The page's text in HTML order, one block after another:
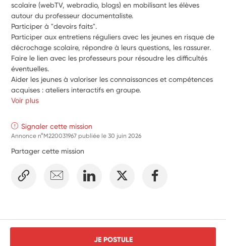
scolaire (webTV, webradio, blogs) en mobilisant les élèves
Participer à "devoirs faits".
Participer aux entretiens réguliers avec les jeunes en risque de
décrochage scolaire, répondre à leurs questions, les rassurer.
Faire le lien avec les professeurs pour résoudre les difficultés
Aider les jeunes à valoriser les connaissances et compétences
acquises : ateliers interactifs en groupe.
Voir plus
Signaler cette mission
Annonce n°M220031967 publiée le30 juin 2026
Partager cette mission
JE POSTULE